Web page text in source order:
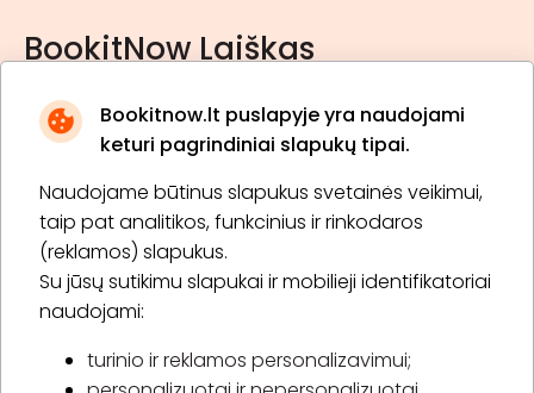
Bookitnow.lt puslapyje yra naudojami
keturi pagrindiniai slapukų tipai.
Naudojame būtinus slapukus svetainės veikimui,
taip pat analitikos, funkcinius ir rinkodaros
(reklamos) slapukus.
Su jūsų sutikimu slapukai ir mobilieji identifikatoriai
naudojami:
turinio ir reklamos personalizavimui;
BookitNow Laiškas
* Susipažinau su privatumo politika
Prenumeruoti